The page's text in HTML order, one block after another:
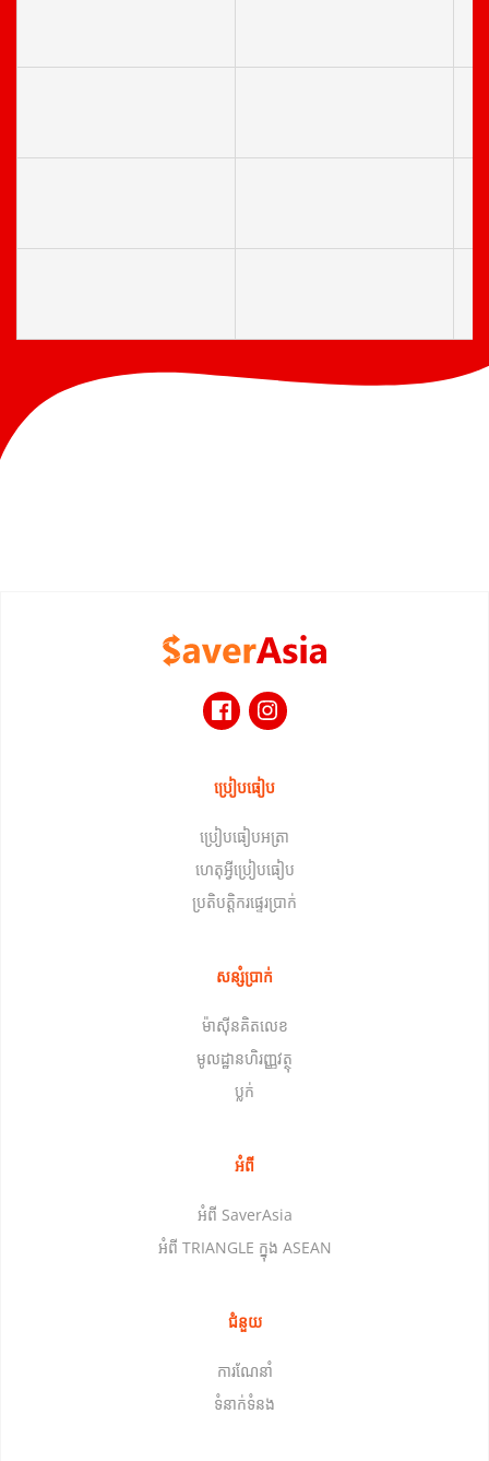
ប្រៀបធៀប
ប្រៀបធៀបអត្រា
ហេតុអ្វីប្រៀបធៀប
ប្រតិបត្តិករផ្ទេរប្រាក់
សន្សំប្រាក់
ម៉ាស៊ីនគិតលេខ
មូលដ្ឋានហិរញ្ញវត្ថុ
ប្លក់
អំពី
អំពី SaverAsia
អំពី TRIANGLE ក្នុង ASEAN
ជំនួយ
ការណែនាំ
ទំនាក់ទំនង